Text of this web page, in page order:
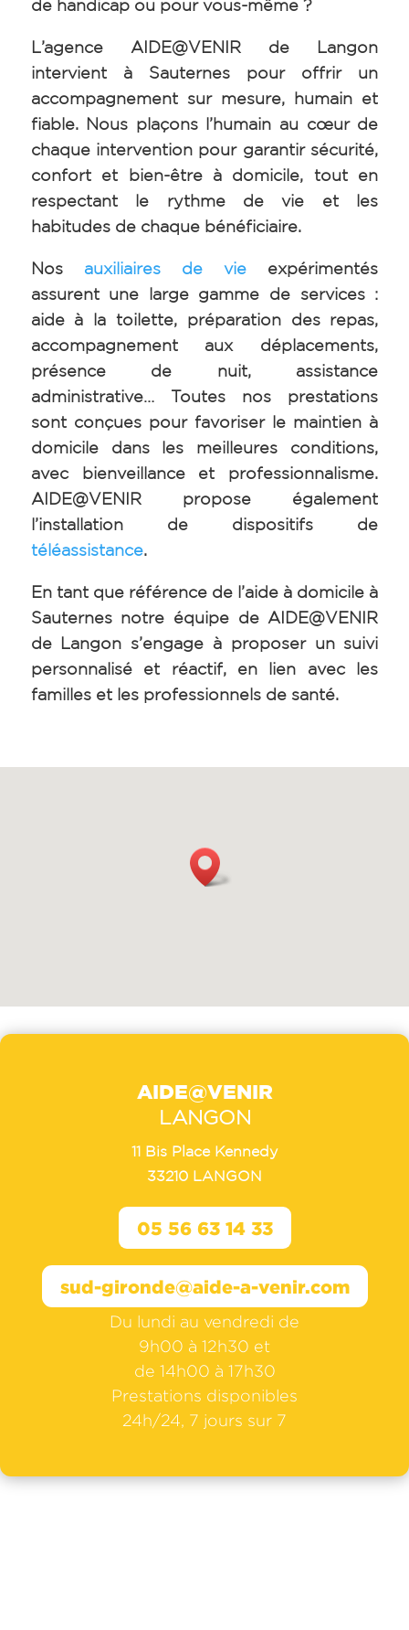
de handicap ou pour vous-même ?
L’agence AIDE@VENIR de Langon
intervient à Sauternes pour offrir un
accompagnement sur mesure, humain et
fiable. Nous plaçons l’humain au cœur de
chaque intervention pour garantir sécurité,
confort et bien-être à domicile, tout en
respectant le rythme de vie et les
habitudes de chaque bénéficiaire.
Nos auxiliaires de vie expérimentés
assurent une large gamme de services :
aide à la toilette, préparation des repas,
accompagnement aux déplacements,
présence de nuit, assistance
administrative… Toutes nos prestations
sont conçues pour favoriser le maintien à
domicile dans les meilleures conditions,
avec bienveillance et professionnalisme.
AIDE@VENIR propose également
l’installation de dispositifs de
téléassistance.
En tant que référence de l’aide à domicile à
Sauternes notre équipe de AIDE@VENIR
de Langon s’engage à proposer un suivi
personnalisé et réactif, en lien avec les
familles et les professionnels de santé.
AIDE@VENIR
LANGON
11 Bis Place Kennedy
33210 LANGON
Du lundi au vendredi de
9h00 à 12h30 et
de 14h00 à 17h30
Prestations disponibles
24h/24, 7 jours sur 7
sud-gironde@aide-a-venir.com
05 56 63 14 33